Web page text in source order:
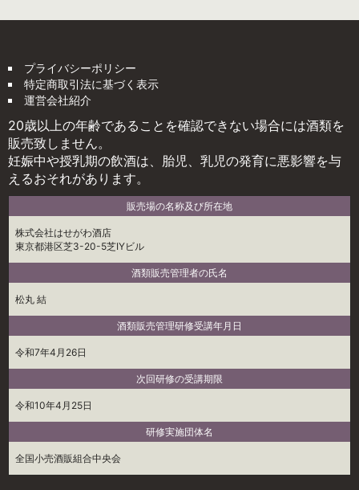
プライバシーポリシー
特定商取引法に基づく表示
運営会社紹介
20歳以上の年齢であることを確認できない場合には酒類を
販売致しません。
妊娠中や授乳期の飲酒は、胎児、乳児の発育に悪影響を与
えるおそれがあります。
販売場の名称及び所在地
株式会社はせがわ酒店
東京都港区芝3-20-5芝IYビル
酒類販売管理者の氏名
松丸 結
酒類販売管理研修受講年月日
令和7年4月26日
次回研修の受講期限
令和10年4月25日
研修実施団体名
全国小売酒販組合中央会